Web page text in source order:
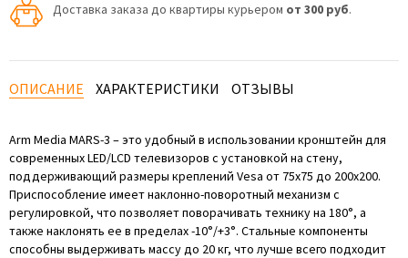
Доставка заказа до квартиры курьером от 300 руб.
ОПИСАНИЕ ХАРАКТЕРИСТИКИ ОТЗЫВЫ
Arm Media MARS-3 – это удобный в использовании кронштейн для
современных LED/LCD телевизоров с установкой на стену,
поддерживающий размеры креплений Vesa от 75х75 до 200х200.
Приспособление имеет наклонно-поворотный механизм с
регулировкой, что позволяет поворачивать технику на 180°, а
также наклонять ее в пределах -10°/+3°. Стальные компоненты
способны выдерживать массу до 20 кг, что лучше всего подходит